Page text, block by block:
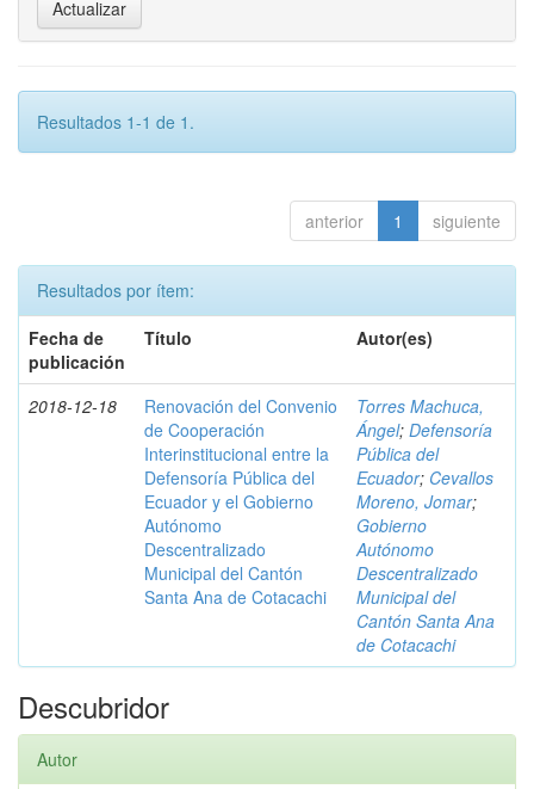
Resultados 1-1 de 1.
anterior 1 siguiente
Resultados por ítem:
Fecha de
publicación
Título Autor(es)
2018-12-18
Renovación del Convenio
de Cooperación
Interinstitucional entre la
Defensoría Pública del
Ecuador y el Gobierno
Autónomo
Descentralizado
Municipal del Cantón
Santa Ana de Cotacachi
Torres Machuca,
Ángel; Defensoría
Pública del
Ecuador; Cevallos
Moreno, Jomar;
Gobierno
Autónomo
Descentralizado
Municipal del
Cantón Santa Ana
de Cotacachi
Descubridor
Autor